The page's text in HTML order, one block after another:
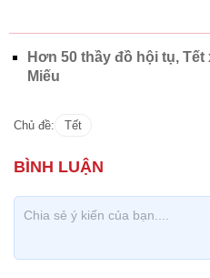
Hơn 50 thầy đồ hội tụ,
Miếu
Chủ đề: Tết